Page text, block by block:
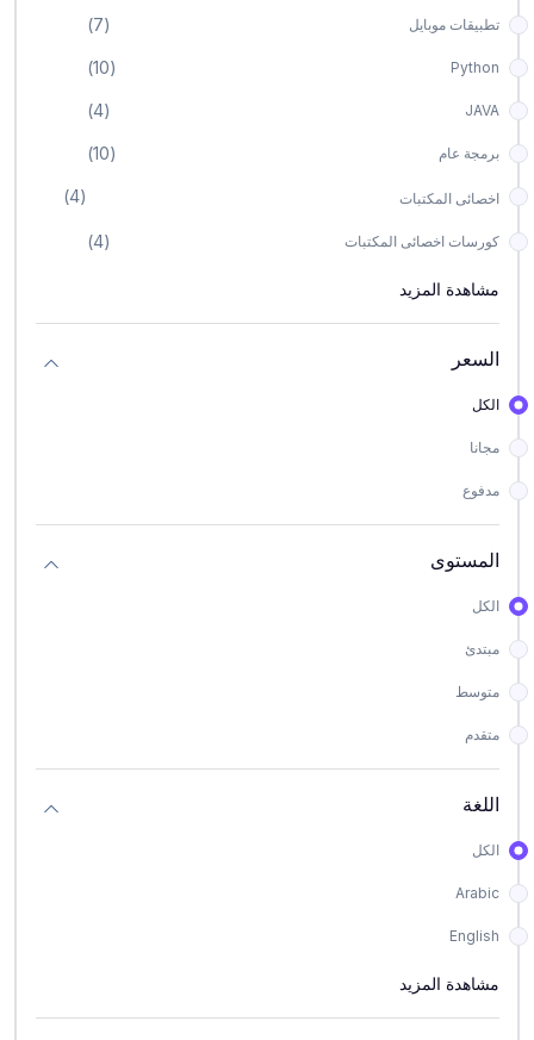
تطبيقات موبايل (7)
Python
(10)
JAVA
(4)
برمجة عام (10)
اخصائى المكتبات (4)
كورسات اخصائى المكتبات (4)
مشاهدة المزيد
السعر
الكل
مجانا
مدفوع
المستوى
الكل
مبتدئ
متوسط
متقدم
اللغة
الكل
Arabic
English
مشاهدة المزيد